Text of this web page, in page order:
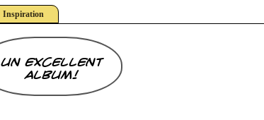
Inspiration
un excellent
album!